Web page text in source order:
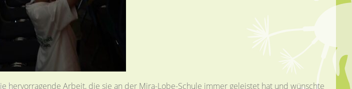
hervorragende Arbeit, die sie an der Mira-Lobe-Schule immer geleistet hat und wünschte